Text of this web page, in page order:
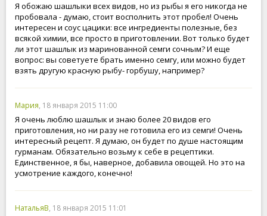
Я обожаю шашлыки всех видов, но из рыбы я его никогда не
пробовала - думаю, стоит восполнить этот пробел! Очень
интересен и соус цацики: все ингредиенты полезные, без
всякой химии, все просто в приготовлении. Вот только будет
ли этот шашлык из маринованной семги сочным? И еще
вопрос: вы советуете брать именно семгу, или можно будет
взять другую красную рыбу- горбушу, например?
Мария, 18 января 2015 11:00
Я очень люблю шашлык и знаю более 20 видов его
приготовления, но ни разу не готовила его из семги! Очень
интересный рецепт. Я думаю, он будет по душе настоящим
гурманам. Обязательно возьму к себе в рецептики.
Единственное, я бы, наверное, добавила овощей. Но это на
усмотрение каждого, конечно!
НатальяВ, 18 января 2015 11:01